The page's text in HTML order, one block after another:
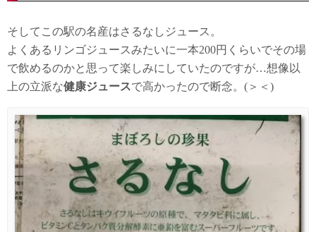
そしてこの駅の名産はさるなしジュース。
よくあるリンゴジュースみたいに一本200円くらいでその場
で飲めるのかと思って楽しみにしていたのですが…想像以
上の立派な健康ジュースで高かったので断念。(＞＜)